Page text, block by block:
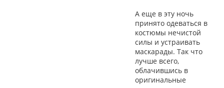
А еще в эту ночь
принято одеваться в
костюмы нечистой
силы и устраивать
маскарады. Так что
лучше всего,
облачившись в
оригинальные